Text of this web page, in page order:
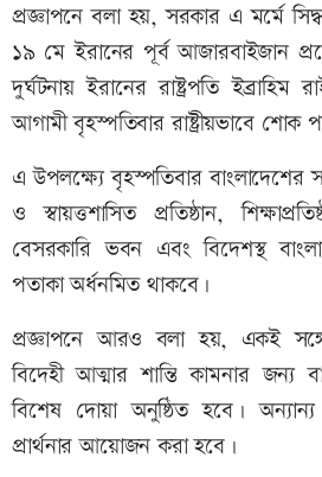
প্রজ্ঞাপনে বলা হয়, সরকার এ মর্মে
১৯ মে ইরানের পূর্ব আজারবাইজান
দুর্ঘটনায় ইরানের রাষ্ট্রপতি
আগামী বৃহস্পতিবার রাষ্ট্রীয়ভাবে শোক
এ উপলক্ষ্যে বৃহস্পতিবার
ও স্বায়ত্তশাসিত প্রতিষ্ঠান,
বেসরকারি ভবন এবং বিদেশস্থ
পতাকা অর্ধনমিত থাকবে।
প্রজ্ঞাপনে আরও বলা হয়, একই
বিদেহী আত্মার শান্তি কামনার জন্য
বিশেষ দোয়া অনুষ্ঠিত হবে। অন্যান্য
প্রার্থনার আয়োজন করা হবে।